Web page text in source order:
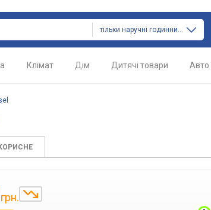
тільки наручні годинники
Клімат Дім Дитячі товари Авто
грн.